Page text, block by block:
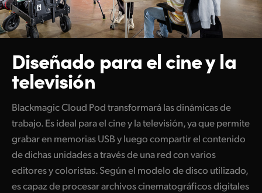
Diseñado parael cine y la
televisión
Blackmagic Cloud Pod transformará las dinámicas de
trabajo. Es ideal para el cine y la televisión, ya que permite
grabar en memorias USB y luego compartir el contenido
de dichas unidades a través de una red con varios
editores y coloristas. Según el modelo de disco utilizado,
es capaz de procesar archivos cinematográficos digitales